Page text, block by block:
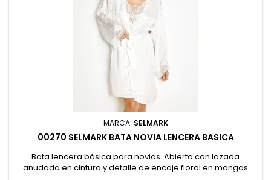
MARCA: SELMARK
00270 SELMARK BATA NOVIA LENCERA BASICA
Bata lencera básica para novias. Abierta con lazada
anudada en cintura y detalle de encaje floral en mangas